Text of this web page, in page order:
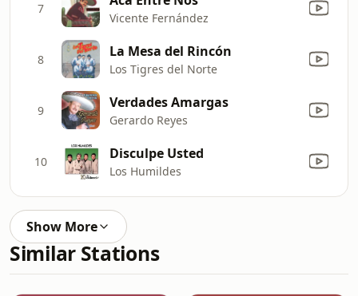
7
Vicente Fernández
8 La Mesa del Rincón
Los Tigres del Norte
9 Verdades Amargas
Gerardo Reyes
10 Disculpe Usted
Los Humildes
Show More
Similar Stations